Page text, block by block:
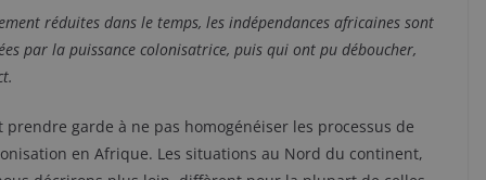
réduites dans le temps, les indépendances africaines sont
par la puissance colonisatrice, puis qui ont pu déboucher,
prendre garde à ne pas homogénéiser les processus de
en Afrique. Les situations au Nord du continent,